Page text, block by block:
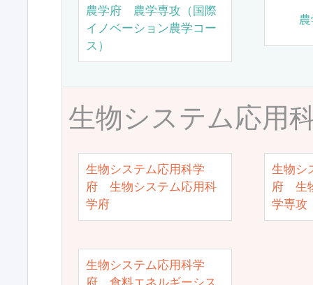
農学府 農学専攻（国際
イノベーション農学コー
ス）
生物システム応用
生物システム応用科学
府 生物システム応用科
学府
生物シ
府 生
学専攻
生物システム応用科学